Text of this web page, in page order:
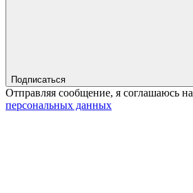
Подписаться
Отправляя сообщение, я соглашаюсь на
персональных данных